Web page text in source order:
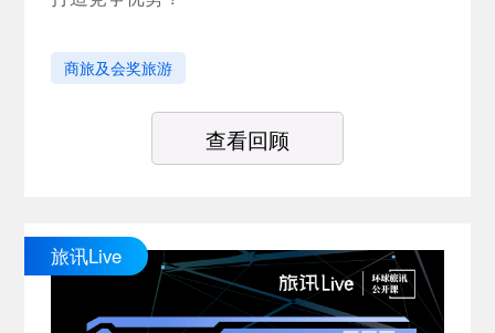
商旅及会奖旅游
查看回顾
旅讯Live